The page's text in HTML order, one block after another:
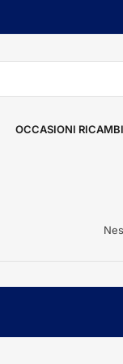
OCCASIONI RICAMBI